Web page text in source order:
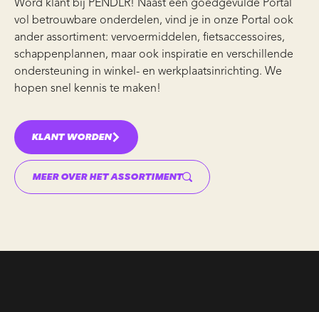
Word klant bij PENDLR! Naast een goedgevulde Portal
vol betrouwbare onderdelen, vind je in onze Portal ook
ander assortiment: vervoermiddelen, fietsaccessoires,
schappenplannen, maar ook inspiratie en verschillende
ondersteuning in winkel- en werkplaatsinrichting. We
hopen snel kennis te maken!
KLANT WORDEN
MEER OVER HET ASSORTIMENT